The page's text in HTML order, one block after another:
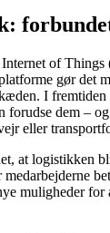
of
gør det
I
forudse dem –
eller
at logistikken
muligheder for